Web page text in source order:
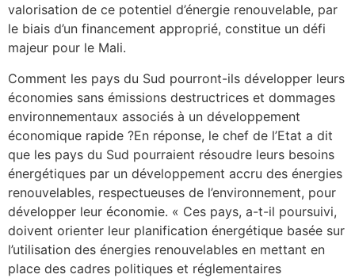
valorisation de ce potentiel d’énergie renouvelable, par
le biais d’un financement approprié, constitue un défi
majeur pour le Mali.
Comment les pays du Sud pourront-ils développer leurs
économies sans émissions destructrices et dommages
environnementaux associés à un développement
économique rapide ?En réponse, le chef de l’Etat a dit
que les pays du Sud pourraient résoudre leurs besoins
énergétiques par un développement accru des énergies
renouvelables, respectueuses de l’environnement, pour
développer leur économie. « Ces pays, a-t-il poursuivi,
doivent orienter leur planification énergétique basée sur
l’utilisation des énergies renouvelables en mettant en
place des cadres politiques et réglementaires